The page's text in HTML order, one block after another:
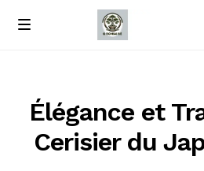
Passer
Passer
M
À propos de nous
Contact
Élégance et
Cerisier du